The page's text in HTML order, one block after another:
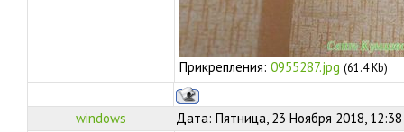
Прикрепления: 0955287.jpg (61.4 Kb)
windows Дата: Пятница, 23 Ноября 2018,